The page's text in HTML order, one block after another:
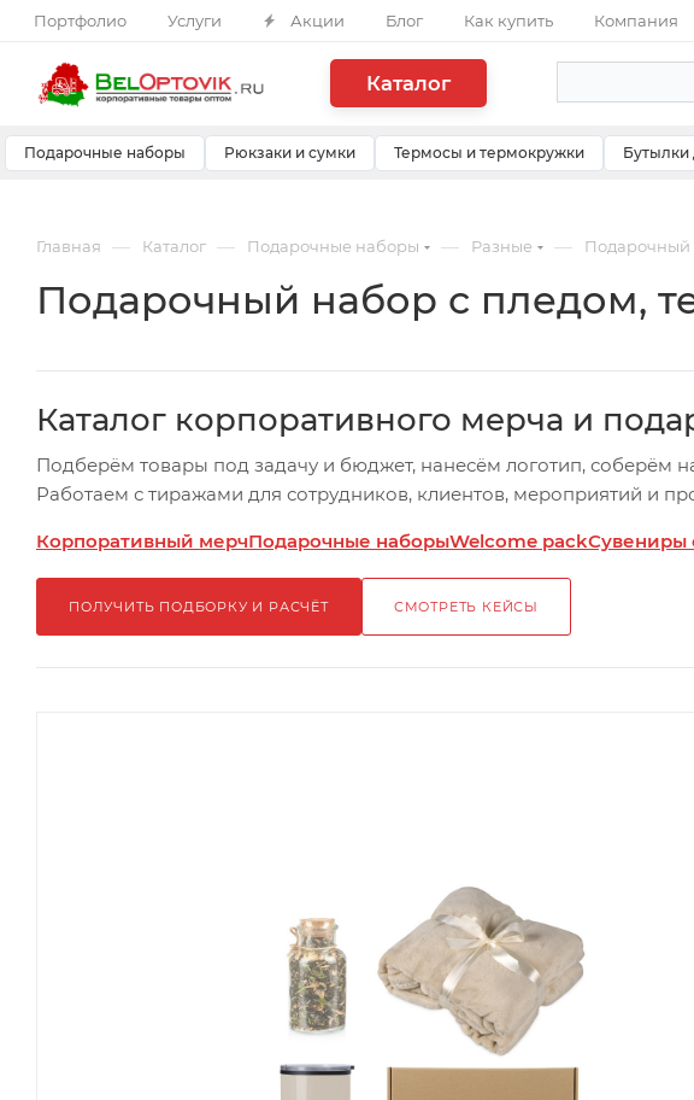
Портфолио Услуги Акции Блог Как купить Компания
Каталог
Подарочные наборы Рюкзаки и сумки Термосы и термокружки Бутылки
Главная — Каталог — Подарочные наборы — Разные — Подарочный
Подарочный набор с пледом,
Каталог корпоративного мерча и
Подберём товары под задачу и бюджет, нанесём логотип, соберём
Работаем с тиражами для сотрудников, клиентов, мероприятий и
Корпоративный мерчПодарочные наборыWelcome packСувениры
ПОЛУЧИТЬ ПОДБОРКУ И РАСЧЁТ СМОТРЕТЬ КЕЙСЫ